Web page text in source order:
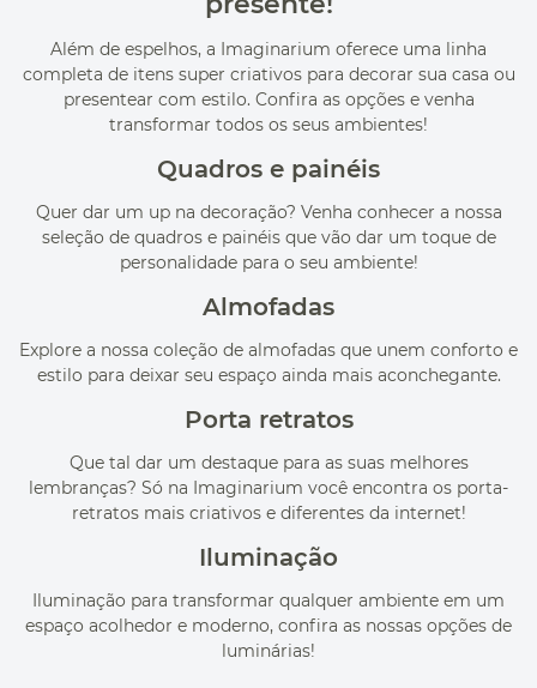
Além de espelhos, a Imaginarium oferece uma linha
completa de itens super criativos para decorar sua casa ou
presentear com estilo. Confira as opções e venha
transformar todos os seus ambientes!
Quadros e painéis
Quer dar um up na decoração? Venha conhecer a nossa
seleção de quadros e painéis que vão dar um toque de
personalidade para o seu ambiente!
Almofadas
Explore a nossa coleção de almofadas que unem conforto e
estilo para deixar seu espaço ainda mais aconchegante.
Porta retratos
Que tal dar um destaque para as suas melhores
lembranças? Só na Imaginarium você encontra os porta-
retratos mais criativos e diferentes da internet!
Iluminação
Iluminação para transformar qualquer ambiente em um
espaço acolhedor e moderno, confira as nossas opções de
luminárias!